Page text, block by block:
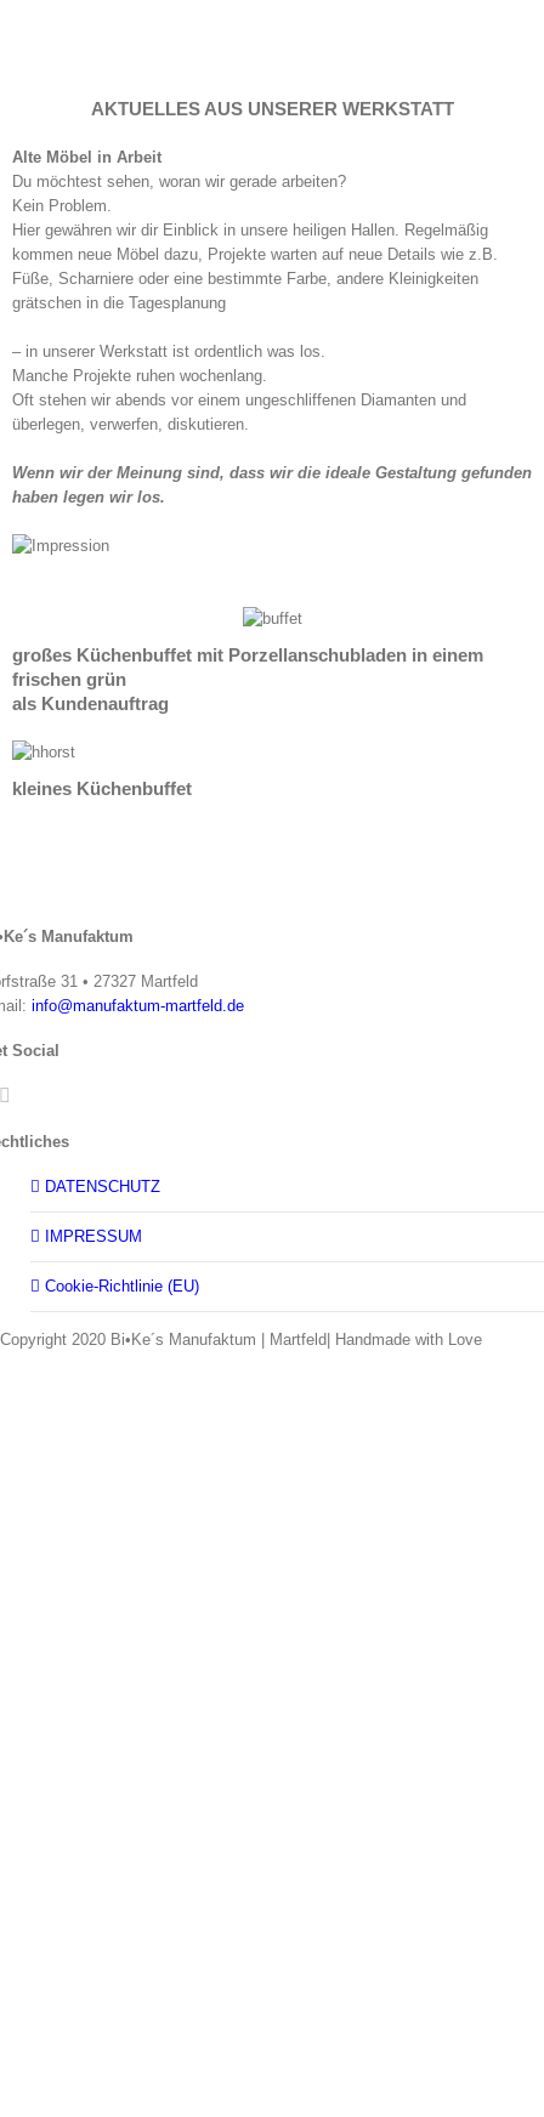
AKTUELLES AUS UNSERER WERKSTATT
Alte Möbel in Arbeit
Du möchtest sehen, woran wir gerade arbeiten?
Kein Problem.
Hier gewähren wir dir Einblick in unsere heiligen Hallen. Regelmäßig
kommen neue Möbel dazu, Projekte warten auf neue Details wie z.B.
Füße, Scharniere oder eine bestimmte Farbe, andere Kleinigkeiten
grätschen in die Tagesplanung
– in unserer Werkstatt ist ordentlich was los.
Manche Projekte ruhen wochenlang.
Oft stehen wir abends vor einem ungeschliffenen Diamanten und
überlegen, verwerfen, diskutieren.
Wenn wir der Meinung sind, dass wir die ideale Gestaltung gefunden
haben legen wir los.
großes Küchenbuffet mit Porzellanschubladen in einem
frischen grün
als Kundenauftrag
kleines Küchenbuffet
Manufaktum
31 • 27327 Martfeld
info@manufaktum-martfeld.de
Social
DATENSCHUTZ
IMPRESSUM
Cookie-Richtlinie (EU)
Copyright 2020 Bi•Ke´s Manufaktum | Martfeld| Handmade with Love